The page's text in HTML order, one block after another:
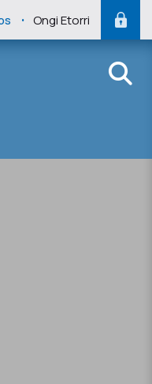
. Ongi Etorri